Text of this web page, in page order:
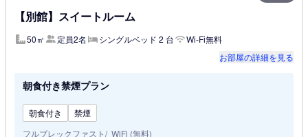
【別館】スイートルーム
50㎡ 定員2名 シングルベッド 2 台
Wi-Fi無料
お部屋の詳細を見る
朝食付き禁煙プラン
朝食付き
禁煙
フルブレックファスト
WiFi (無料)